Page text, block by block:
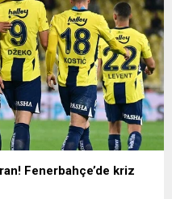
Fenerbahçe’de kriz